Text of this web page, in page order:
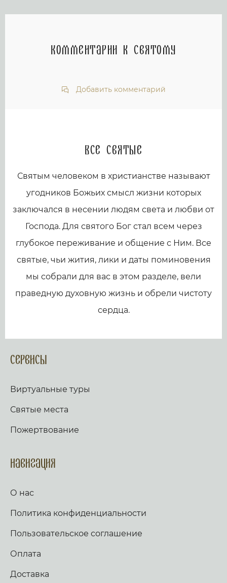
Комментарии к святому
Добавить комментарий
Все святые
Святым человеком в христианстве называют
угодников Божьих смысл жизни которых
заключался в несении людям света и любви от
Господа. Для святого Бог стал всем через
глубокое переживание и общение с Ним. Все
святые, чьи жития, лики и даты поминовения
мы собрали для вас в этом разделе, вели
праведную духовную жизнь и обрели чистоту
сердца.
Сервисы
Виртуальные туры
Святые места
Пожертвование
Навигация
О нас
Политика конфиденциальности
Пользовательское соглашение
Оплата
Доставка